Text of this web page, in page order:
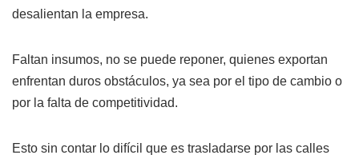
desalientan la empresa.
Faltan insumos, no se puede reponer, quienes exportan
enfrentan duros obstáculos, ya sea por el tipo de cambio o
por la falta de competitividad.
Esto sin contar lo difícil que es trasladarse por las calles